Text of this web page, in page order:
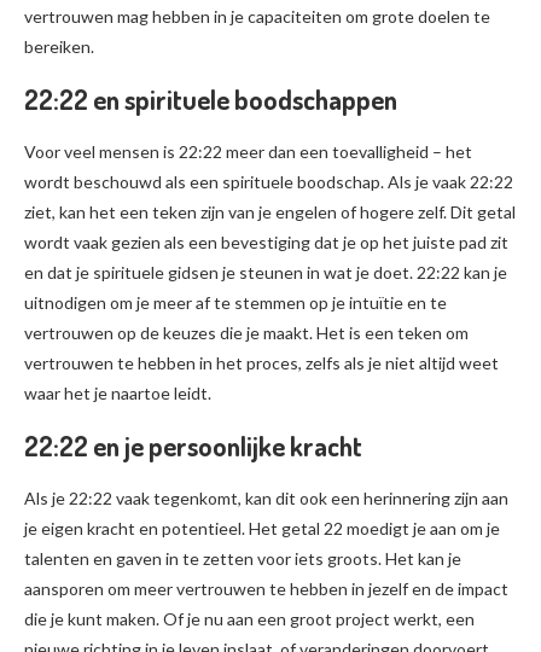
vertrouwen mag hebben in je capaciteiten om grote doelen te
bereiken.
22:22 en spirituele boodschappen
Voor veel mensen is 22:22 meer dan een toevalligheid – het
wordt beschouwd als een spirituele boodschap. Als je vaak 22:22
ziet, kan het een teken zijn van je engelen of hogere zelf. Dit getal
wordt vaak gezien als een bevestiging dat je op het juiste pad zit
en dat je spirituele gidsen je steunen in wat je doet. 22:22 kan je
uitnodigen om je meer af te stemmen op je intuïtie en te
vertrouwen op de keuzes die je maakt. Het is een teken om
vertrouwen te hebben in het proces, zelfs als je niet altijd weet
waar het je naartoe leidt.
22:22 en je persoonlijke kracht
Als je 22:22 vaak tegenkomt, kan dit ook een herinnering zijn aan
je eigen kracht en potentieel. Het getal 22 moedigt je aan om je
talenten en gaven in te zetten voor iets groots. Het kan je
aansporen om meer vertrouwen te hebben in jezelf en de impact
die je kunt maken. Of je nu aan een groot project werkt, een